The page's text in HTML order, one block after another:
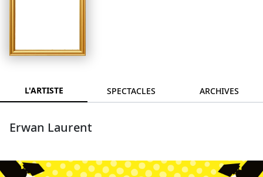
L'ARTISTE SPECTACLES ARCHIVES
Erwan Laurent